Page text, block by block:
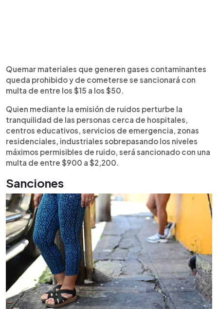
Quemar materiales que generen gases contaminantes
queda prohibido y de cometerse se sancionará con
multa de entre los $15 a los $50.
Quien mediante la emisión de ruidos perturbe la
tranquilidad de las personas cerca de hospitales,
centros educativos, servicios de emergencia, zonas
residenciales, industriales sobrepasando los niveles
máximos permisibles de ruido, será sancionado con una
multa de entre $900 a $2,200.
Sanciones